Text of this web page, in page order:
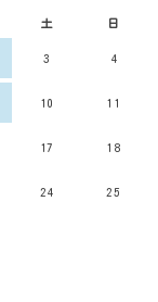
土 日
3 4
10 11
17 18
24 25